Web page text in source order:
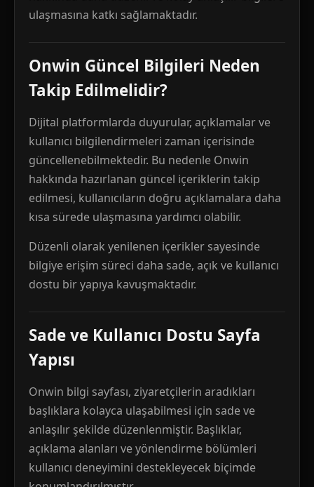
ulaşmasına katkı sağlamaktadır.
Onwin Güncel Bilgileri Neden
Takip Edilmelidir?
Dijital platformlarda duyurular, açıklamalar ve
kullanıcı bilgilendirmeleri zaman içerisinde
güncellenebilmektedir. Bu nedenle Onwin
hakkında hazırlanan güncel içeriklerin takip
edilmesi, kullanıcıların doğru açıklamalara daha
kısa sürede ulaşmasına yardımcı olabilir.
Düzenli olarak yenilenen içerikler sayesinde
bilgiye erişim süreci daha sade, açık ve kullanıcı
dostu bir yapıya kavuşmaktadır.
Sade ve Kullanıcı Dostu Sayfa
Yapısı
Onwin bilgi sayfası, ziyaretçilerin aradıkları
başlıklara kolayca ulaşabilmesi için sade ve
anlaşılır şekilde düzenlenmiştir. Başlıklar,
açıklama alanları ve yönlendirme bölümleri
kullanıcı deneyimini destekleyecek biçimde